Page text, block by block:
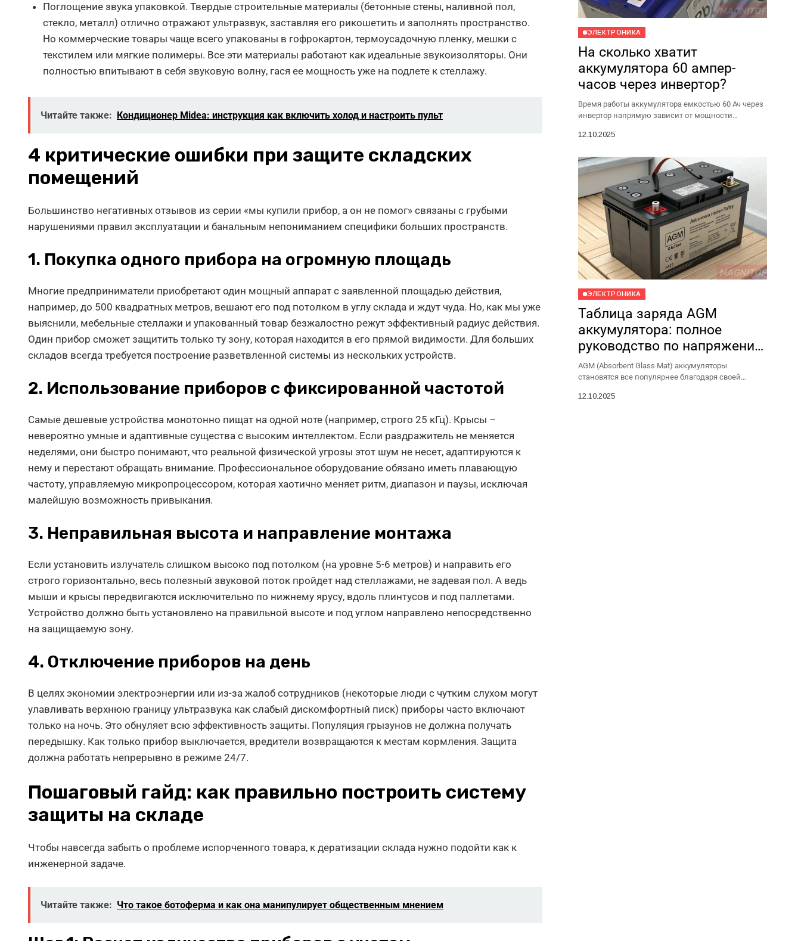
Поглощение звука упаковкой. Твердые строительные материалы (бетонные стены, наливной пол,
стекло, металл) отлично отражают ультразвук, заставляя его рикошетить и заполнять пространство.
Но коммерческие товары чаще всего упакованы в гофрокартон, термоусадочную пленку, мешки с
текстилем или мягкие полимеры. Все эти материалы работают как идеальные звукоизоляторы. Они
полностью впитывают в себя звуковую волну, гася ее мощность уже на подлете к стеллажу.
Читайте также: Кондиционер Midea: инструкция как включить холод и настроить пульт
4 критические ошибки при защите складских
помещений
Большинство негативных отзывов из серии «мы купили прибор, а он не помог» связаны с грубыми
нарушениями правил эксплуатации и банальным непониманием специфики больших пространств.
1. Покупка одного прибора на огромную площадь
Многие предприниматели приобретают один мощный аппарат с заявленной площадью действия,
например, до 500 квадратных метров, вешают его под потолком в углу склада и ждут чуда. Но, как мы уже
выяснили, мебельные стеллажи и упакованный товар безжалостно режут эффективный радиус действия.
Один прибор сможет защитить только ту зону, которая находится в его прямой видимости. Для больших
складов всегда требуется построение разветвленной системы из нескольких устройств.
2. Использование приборов с фиксированной частотой
Самые дешевые устройства монотонно пищат на одной ноте (например, строго 25 кГц). Крысы –
невероятно умные и адаптивные существа с высоким интеллектом. Если раздражитель не меняется
неделями, они быстро понимают, что реальной физической угрозы этот шум не несет, адаптируются к
нему и перестают обращать внимание. Профессиональное оборудование обязано иметь плавающую
частоту, управляемую микропроцессором, которая хаотично меняет ритм, диапазон и паузы, исключая
малейшую возможность привыкания.
3. Неправильная высота и направление монтажа
Если установить излучатель слишком высоко под потолком (на уровне 5-6 метров) и направить его
строго горизонтально, весь полезный звуковой поток пройдет над стеллажами, не задевая пол. А ведь
мыши и крысы передвигаются исключительно по нижнему ярусу, вдоль плинтусов и под паллетами.
Устройство должно быть установлено на правильной высоте и под углом направлено непосредственно
на защищаемую зону.
4. Отключение приборов на день
В целях экономии электроэнергии или из-за жалоб сотрудников (некоторые люди с чутким слухом могут
улавливать верхнюю границу ультразвука как слабый дискомфортный писк) приборы часто включают
только на ночь. Это обнуляет всю эффективность защиты. Популяция грызунов не должна получать
передышку. Как только прибор выключается, вредители возвращаются к местам кормления. Защита
должна работать непрерывно в режиме 24/7.
Пошаговый гайд: как правильно построить систему
защиты на складе
Чтобы навсегда забыть о проблеме испорченного товара, к дератизации склада нужно подойти как к
инженерной задаче.
Читайте также: Что такое ботоферма и как она манипулирует общественным мнением
ЭЛЕКТРОНИКА
На сколько хватит
аккумулятора 60 ампер-
часов через инвертор?
Время работы аккумулятора емкостью 60 Ач через
инвертор напрямую зависит от мощности
значениях, то для нагрузки в...
12.10.2025
ЭЛЕКТРОНИКА
Таблица заряда AGM
аккумулятора: полное
руководство по напряжению
и состоянию
AGM (Absorbent Glass Mat) аккумуляторы
становятся все популярнее благодаря своей
Однако, чтобы такой аккумулятор служил долго и
12.10.2025